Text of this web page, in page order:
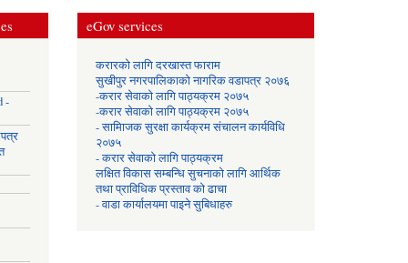
-
eGov services
करारको लागि दरखास्त फाराम
सुखीपुर नगरपालिकाको नागरिक वडापत्र २०७६
-करार सेवाकाे लागि पाठ्यक्रम २०७५
-करार सेवाकाे लागि पाठ्यक्रम २०७५
- सामािजक सुरक्षा कार्यक्रम संचालन कार्यविधि
२०७५
- करार सेवाको लागि पाठ्यक्रम
लक्षित विकास सम्बन्धि सुचनाको लागि आर्थिक
तथा प्राविधिक प्रस्ताव को ढाचा
- वाडा कार्यालयमा पाइने सुबिधाहरु